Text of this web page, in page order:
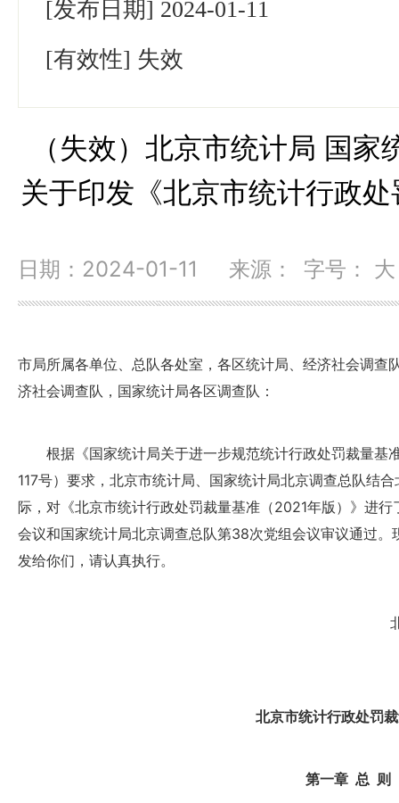
[发布日期] 2024-01-11
[有效性] 失效
（失效）北京市统计局 国
关于印发《北京市统计行政
字号： 大
日期：2024-01-11 来源：
市局所属各单位、总队各处室，各区统计局、经济社会调查
济社会调查队，国家统计局各区调查队：
根据《国家统计局关于进一步规范统计行政处罚裁量基
117号）要求，北京市统计局、国家统计局北京调查总队结
际，对《北京市统计行政处罚裁量基准（2021年版）》进
会议和国家统计局北京调查总队第38次党组会议审议通过
发给你们，请认真执行。
北京市统计行政处罚
第一章 总 则